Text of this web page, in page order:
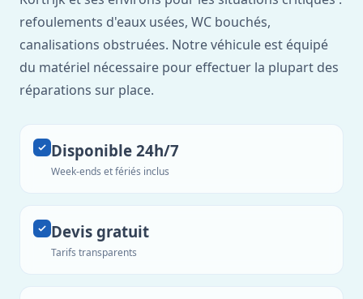
refoulements d'eaux usées, WC bouchés,
canalisations obstruées. Notre véhicule est équipé
du matériel nécessaire pour effectuer la plupart des
réparations sur place.
Disponible 24h/7
Week-ends et fériés inclus
Devis gratuit
Tarifs transparents